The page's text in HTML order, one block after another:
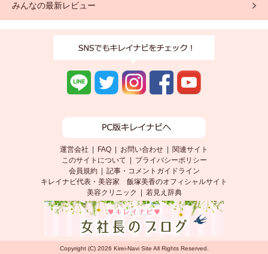
みんなの最新レビュー
運営会社 FAQ お問い合わせ
関連サイト
このサイトについて
プライバシーポリシー
会員規約| 記事・コメントガイドライン
キレイナビ代表・美容家 飯塚美香のオフィシャルサイト
美容クリニック
若見え辞典
Copyright (C) 2026 Kirei-Navi Site All Rights Reserved.